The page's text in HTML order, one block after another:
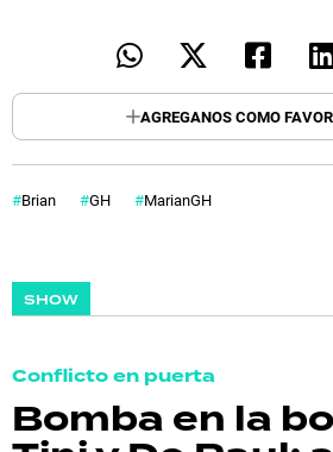
AGREGANOS COMO
Brian GH MarianGH
SHOW
Conflicto en puerta
Bomba en la